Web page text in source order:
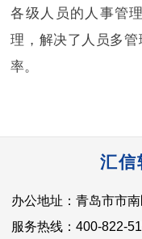
各级人员的人事管
理，解决了人员多
率。
汇
办公地址：青岛市市
服务热线：400-822-